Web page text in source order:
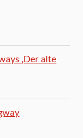
‚Der alte